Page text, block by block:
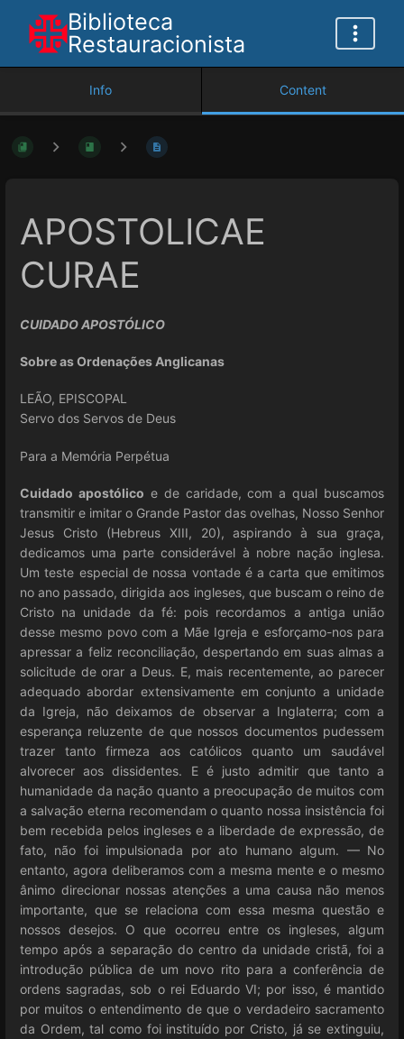
Biblioteca
Restauracionista
Info Content
APOSTOLICAE
CURAE
CUIDADO APOSTÓLICO
Sobre as Ordenações Anglicanas
LEÃO, EPISCOPAL
Servo dos Servos de Deus
Para a Memória Perpétua
Cuidado apostólico e de caridade, com a qual buscamos
transmitir e imitar o Grande Pastor das ovelhas, Nosso Senhor
Jesus Cristo (Hebreus XIII, 20), aspirando à sua graça,
dedicamos uma parte considerável à nobre nação inglesa.
Um teste especial de nossa vontade é a carta que emitimos
no ano passado, dirigida aos ingleses, que buscam o reino de
Cristo na unidade da fé: pois recordamos a antiga união
desse mesmo povo com a Mãe Igreja e esforçamo-nos para
apressar a feliz reconciliação, despertando em suas almas a
solicitude de orar a Deus. E, mais recentemente, ao parecer
adequado abordar extensivamente em conjunto a unidade
da Igreja, não deixamos de observar a Inglaterra; com a
esperança reluzente de que nossos documentos pudessem
trazer tanto firmeza aos católicos quanto um saudável
alvorecer aos dissidentes. E é justo admitir que tanto a
humanidade da nação quanto a preocupação de muitos com
a salvação eterna recomendam o quanto nossa insistência foi
bem recebida pelos ingleses e a liberdade de expressão, de
fato, não foi impulsionada por ato humano algum. — No
entanto, agora deliberamos com a mesma mente e o mesmo
ânimo direcionar nossas atenções a uma causa não menos
importante, que se relaciona com essa mesma questão e
nossos desejos. O que ocorreu entre os ingleses, algum
tempo após a separação do centro da unidade cristã, foi a
introdução pública de um novo rito para a conferência de
ordens sagradas, sob o rei Eduardo VI; por isso, é mantido
por muitos o entendimento de que o verdadeiro sacramento
da Ordem, tal como foi instituído por Cristo, já se extinguiu,